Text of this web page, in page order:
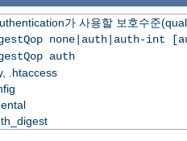
가 사용할 보호수준
none|auth|auth-int
auth
.htaccess